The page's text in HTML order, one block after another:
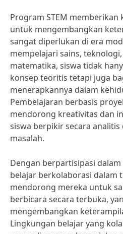
Program STEM memberikan
untuk mengembangkan
sangat diperlukan di era
mempelajari sains,
matematika, siswa tidak
konsep teoritis tetapi juga
menerapkannya dalam
Pembelajaran berbasis
mendorong kreativitas dan
siswa berpikir secara
masalah.
Dengan berpartisipasi dalam
belajar berkolaborasi dalam
mendorong mereka untuk
berbicara secara terbuka,
mengembangkan
Lingkungan belajar yang